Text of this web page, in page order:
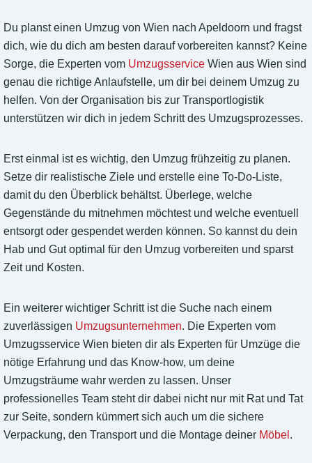
Du planst einen Umzug von Wien nach Apeldoorn und fragst
dich, wie du dich am besten darauf vorbereiten kannst? Keine
Sorge, die Experten vom Umzugsservice Wien aus Wien sind
genau die richtige Anlaufstelle, um dir bei deinem Umzug zu
helfen. Von der Organisation bis zur Transportlogistik
unterstützen wir dich in jedem Schritt des Umzugsprozesses.
Erst einmal ist es wichtig, den Umzug frühzeitig zu planen.
Setze dir realistische Ziele und erstelle eine To-Do-Liste,
damit du den Überblick behältst. Überlege, welche
Gegenstände du mitnehmen möchtest und welche eventuell
entsorgt oder gespendet werden können. So kannst du dein
Hab und Gut optimal für den Umzug vorbereiten und sparst
Zeit und Kosten.
Ein weiterer wichtiger Schritt ist die Suche nach einem
zuverlässigen Umzugsunternehmen. Die Experten vom
Umzugsservice Wien bieten dir als Experten für Umzüge die
nötige Erfahrung und das Know-how, um deine
Umzugsträume wahr werden zu lassen. Unser
professionelles Team steht dir dabei nicht nur mit Rat und Tat
zur Seite, sondern kümmert sich auch um die sichere
Verpackung, den Transport und die Montage deiner Möbel .